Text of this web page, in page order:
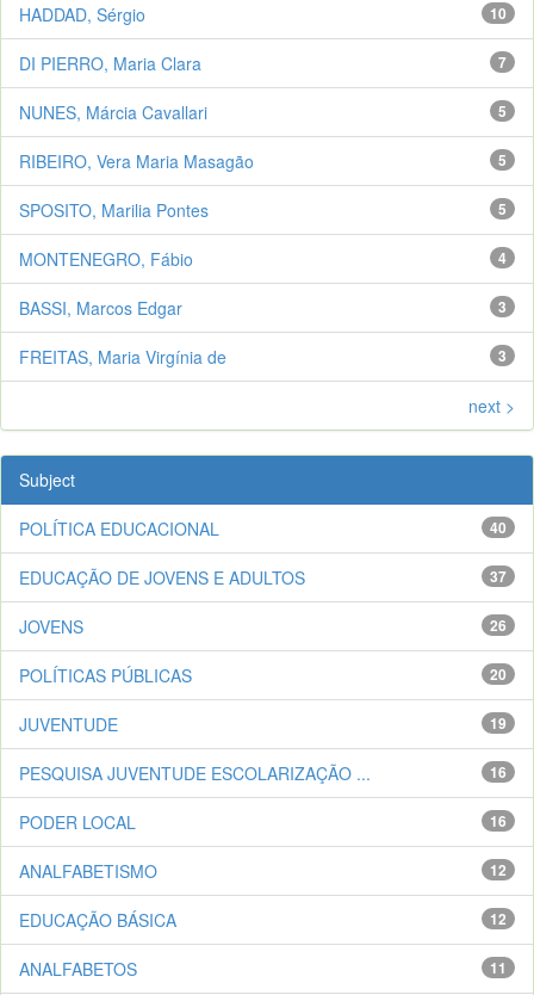
10
HADDAD, Sérgio
7
DI PIERRO, Maria Clara
5
NUNES, Márcia Cavallari
5
RIBEIRO, Vera Maria Masagão
5
SPOSITO, Marilia Pontes
4
MONTENEGRO, Fábio
3
BASSI, Marcos Edgar
3
FREITAS, Maria Virgínia de
next >
Subject
40
POLÍTICA EDUCACIONAL
37
EDUCAÇÃO DE JOVENS E ADULTOS
26
JOVENS
20
POLÍTICAS PÚBLICAS
19
JUVENTUDE
16
PESQUISA JUVENTUDE ESCOLARIZAÇÃO ...
16
PODER LOCAL
12
ANALFABETISMO
12
EDUCAÇÃO BÁSICA
11
ANALFABETOS